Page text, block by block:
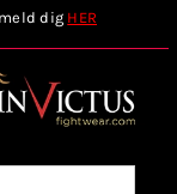
dig HER